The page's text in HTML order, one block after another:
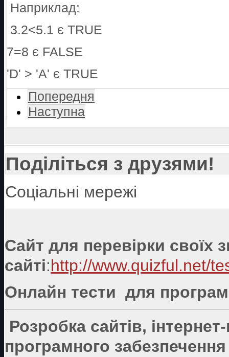
Наприклад:
3.2<5.1 є TRUE
7=8 є FALSE
'D' > 'A' є TRUE
Попередня
Наступна
Поділіться з друзями!
Соціальні мережі
Сайт для перевірки своїх
сайті:http://www.quizful.net/
Онлайн тести для
Розробка сайтів,
програмного